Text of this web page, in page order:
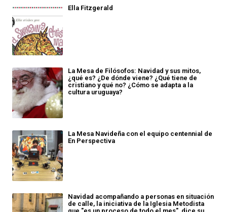
Ella Fitzgerald
La Mesa de Filósofos: Navidad y sus mitos,
¿qué es? ¿De dónde viene? ¿Qué tiene de
cristiano y qué no? ¿Cómo se adapta a la
cultura uruguaya?
La Mesa Navideña con el equipo centennial de
En Perspectiva
Navidad acompañando a personas en situación
de calle, la iniciativa de la Iglesia Metodista